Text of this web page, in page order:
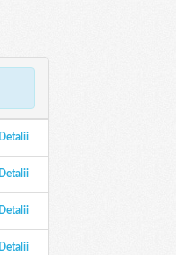
Detalii
Detalii
Detalii
Detalii